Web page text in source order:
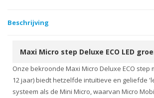
Beschrijving
Maxi Micro step Deluxe ECO LED
Onze bekroonde Maxi Micro Deluxe ECO step
12 jaar) biedt hetzelfde intuïtieve en geliefde
systeem als de Mini Micro, waarvan Micro